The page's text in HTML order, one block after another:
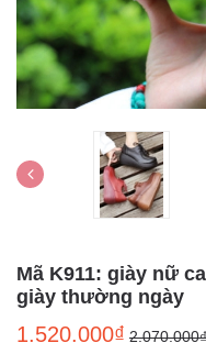
Mã K911: giày nữ
giày thường ngày
1.520.000₫ 2.070.000₫